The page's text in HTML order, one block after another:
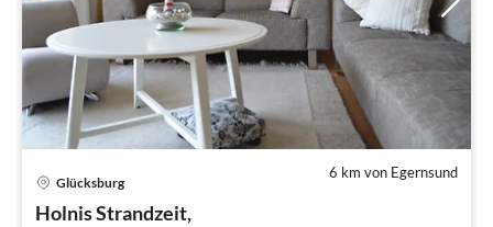
6 km von Egernsund
Glücksburg
Holnis Strandzeit,